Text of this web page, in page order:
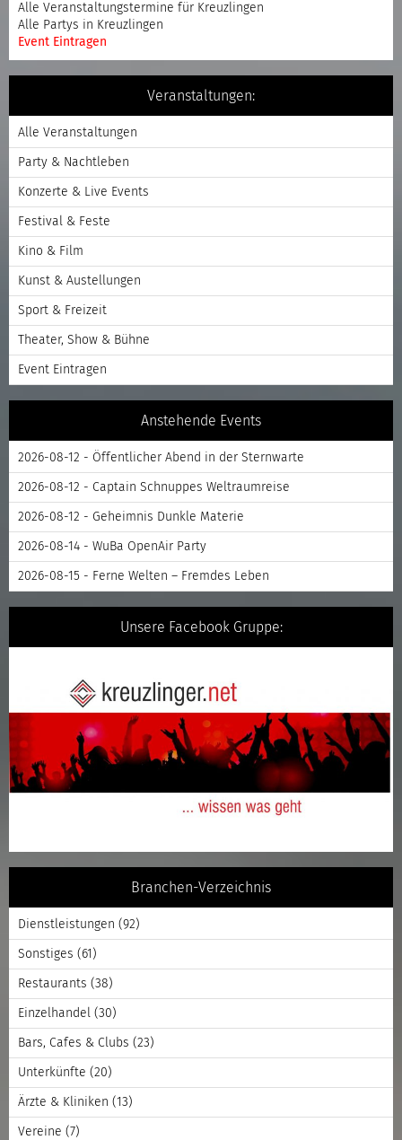
Alle Veranstaltungstermine für Kreuzlingen
Alle Partys in Kreuzlingen
Event Eintragen
Veranstaltungen:
Alle Veranstaltungen
Party & Nachtleben
Konzerte & Live Events
Festival & Feste
Kino & Film
Kunst & Austellungen
Sport & Freizeit
Theater, Show & Bühne
Event Eintragen
Anstehende Events
2026-08-12 - Öffentlicher Abend in der Sternwarte
2026-08-12 - Captain Schnuppes Weltraumreise
2026-08-12 - Geheimnis Dunkle Materie
2026-08-14 - WuBa OpenAir Party
2026-08-15 - Ferne Welten – Fremdes Leben
Unsere Facebook Gruppe:
Branchen-Verzeichnis
Dienstleistungen (92)
Sonstiges (61)
Restaurants (38)
Einzelhandel (30)
Bars, Cafes & Clubs (23)
Unterkünfte (20)
Ärzte & Kliniken (13)
Vereine (7)